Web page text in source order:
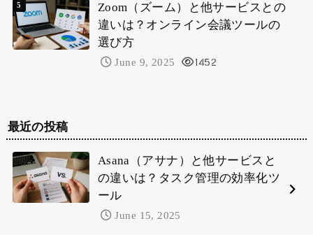
Zoom（ズーム）と他サービスとの
違いは？オンライン会議ツールの
選び方
June 9, 2025 1452
最近の投稿
Asana（アサナ）と他サービスと
の違いは？タスク管理の効率化ツ
ール
June 15, 2025